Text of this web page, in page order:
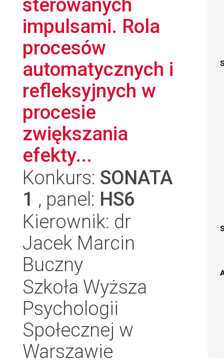
sterowanych
impulsami. Rola
procesów
automatycznych i
refleksyjnych w
procesie
zwiększania
efekty...
Konkurs: SONATA
1 , panel: HS6
Kierownik: dr
Jacek Marcin
Buczny
Szkoła Wyższa
Psychologii
Społecznej w
Warszawie